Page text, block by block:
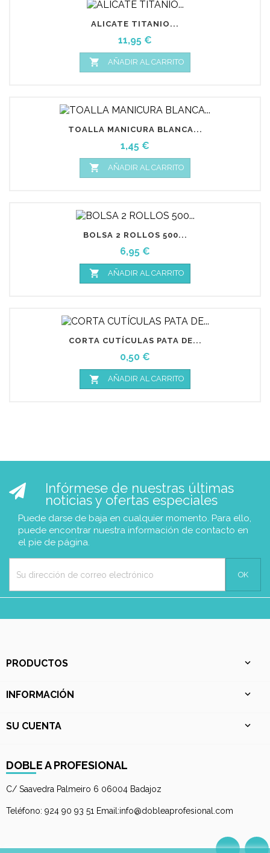
ALICATE TITANIO...
Precio
11,95 €
 AÑADIR AL CARRITO
TOALLA MANICURA BLANCA...
Precio
1,45 €
 AÑADIR AL CARRITO
BOLSA 2 ROLLOS 500...
Precio
6,95 €
 AÑADIR AL CARRITO
CORTA CUTÍCULAS PATA DE...
Precio
0,50 €
 AÑADIR AL CARRITO
Infórmese de nuestras últimas
noticias y ofertas especiales
Puede darse de baja en cualquier momento. Para ello,
puede encontrar nuestra información de contacto en
el pie de página.
PRODUCTOS 
INFORMACIÓN 
SU CUENTA 
DOBLE A PROFESIONAL
C/ Saavedra Palmeiro 6 06004 Badajoz
Teléfono: 924 90 93 51 Email:info@dobleaprofesional.com